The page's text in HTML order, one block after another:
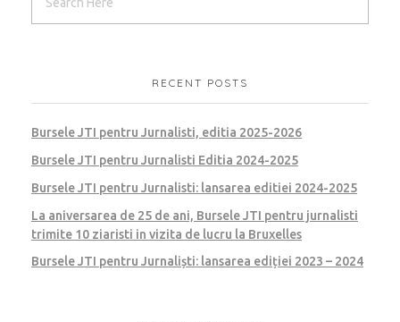
RECENT POSTS
Bursele JTI pentru Jurnalisti, editia 2025-2026
Bursele JTI pentru Jurnalisti Editia 2024-2025
Bursele JTI pentru Jurnalisti: lansarea editiei 2024-2025
La aniversarea de 25 de ani, Bursele JTI pentru jurnalisti
trimite 10 ziaristi in vizita de lucru la Bruxelles
Bursele JTI pentru Jurnaliști: lansarea ediției 2023 – 2024